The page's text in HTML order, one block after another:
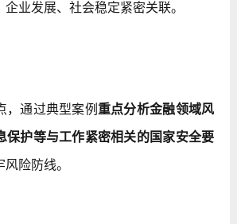
业发展、社会稳定紧密关联。
，通过典型案例 重点分析金融领域风
保护等与工作紧密相关的国家安全要
险防线。